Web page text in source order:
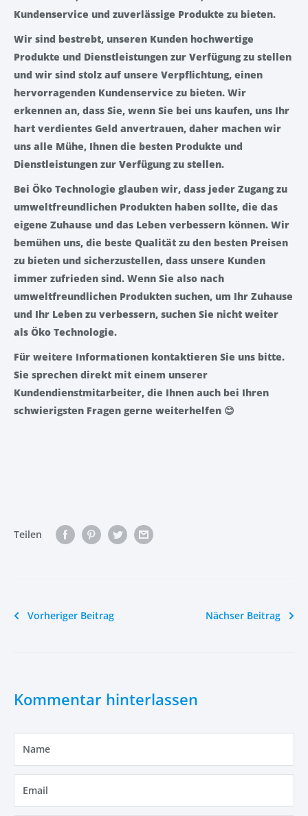
Kundenservice und zuverlässige Produkte zu bieten.
Wir sind bestrebt, unseren Kunden hochwertige
Produkte und Dienstleistungen zur Verfügung zu stellen
und wir sind stolz auf unsere Verpflichtung, einen
hervorragenden Kundenservice zu bieten. Wir
erkennen an, dass Sie, wenn Sie bei uns kaufen, uns Ihr
hart verdientes Geld anvertrauen, daher machen wir
uns alle Mühe, Ihnen die besten Produkte und
Dienstleistungen zur Verfügung zu stellen.
Bei Öko Technologie glauben wir, dass jeder Zugang zu
umweltfreundlichen Produkten haben sollte, die das
eigene Zuhause und das Leben verbessern können. Wir
bemühen uns, die beste Qualität zu den besten Preisen
zu bieten und sicherzustellen, dass unsere Kunden
immer zufrieden sind. Wenn Sie also nach
umweltfreundlichen Produkten suchen, um Ihr Zuhause
und Ihr Leben zu verbessern, suchen Sie nicht weiter
als Öko Technologie.
Für weitere Informationen kontaktieren Sie uns bitte.
Sie sprechen direkt mit einem unserer
Kundendienstmitarbeiter, die Ihnen auch bei Ihren
schwierigsten Fragen gerne weiterhelfen 😊
Teilen
Vorheriger Beitrag Nächser Beitrag
Kommentar hinterlassen
Name
Email